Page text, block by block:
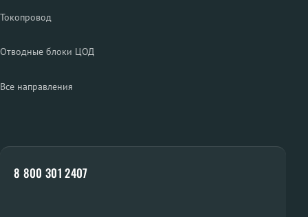
Токопровод
Отводные блоки ЦОД
Все направления
8 800 301 2407